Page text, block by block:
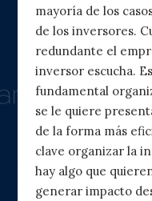
mayoría de los
de los inversores.
redundante el
inversor escucha.
fundamental
se le quiere
de la forma más
clave organizar la
hay algo que
generar impacto